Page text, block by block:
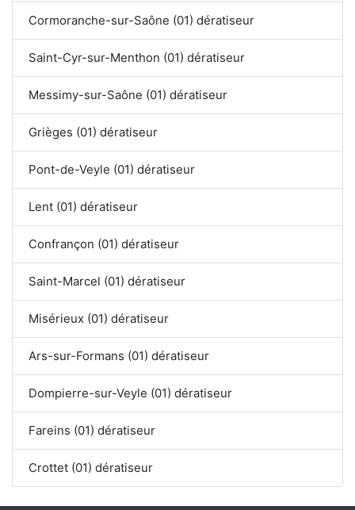
Cormoranche-sur-Saône (01) dératiseur
Saint-Cyr-sur-Menthon (01) dératiseur
Messimy-sur-Saône (01) dératiseur
Grièges (01) dératiseur
Pont-de-Veyle (01) dératiseur
Lent (01) dératiseur
Confrançon (01) dératiseur
Saint-Marcel (01) dératiseur
Misérieux (01) dératiseur
Ars-sur-Formans (01) dératiseur
Dompierre-sur-Veyle (01) dératiseur
Fareins (01) dératiseur
Crottet (01) dératiseur